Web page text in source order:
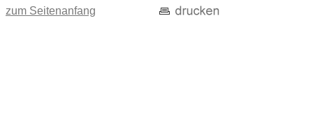
zum Seitenanfang